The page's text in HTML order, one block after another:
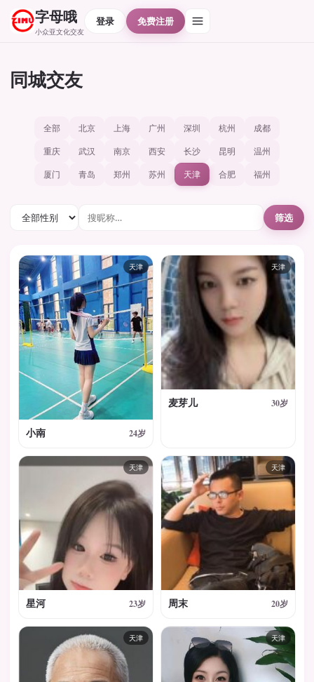
字母哦
小众亚文化交友
登录 免费注册
同城交友
全部 北京 上海 广州 深圳 杭州
成都
重庆
武汉 南京 西安 长沙 昆明
温州
厦门
青岛 郑州 苏州 天津 合肥 福州
筛选
天津
小南 24岁
天津
麦芽儿 30岁
天津
星河 23岁
天津
周末 20岁
天津 天津